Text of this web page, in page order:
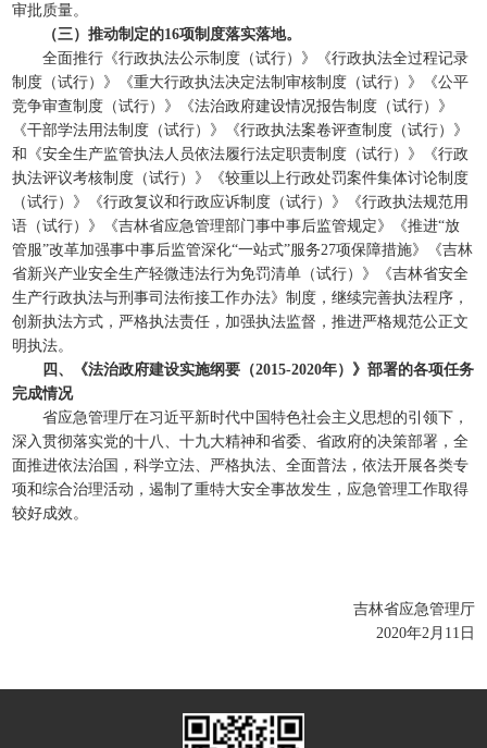
审批质量。
（三）推动制定的16项制度落实落地。
全面推行《行政执法公示制度（试行）》《行政执法全过程记录
制度（试行）》《重大行政执法决定法制审核制度（试行）》《公平
竞争审查制度（试行）》《法治政府建设情况报告制度（试行）》
《干部学法用法制度（试行）》《行政执法案卷评查制度（试行）》
和《安全生产监管执法人员依法履行法定职责制度（试行）》《行政
执法评议考核制度（试行）》《较重以上行政处罚案件集体讨论制度
（试行）》《行政复议和行政应诉制度（试行）》《行政执法规范用
语（试行）》《吉林省应急管理部门事中事后监管规定》《推进“放
管服”改革加强事中事后监管深化“一站式”服务27项保障措施》《吉林
省新兴产业安全生产轻微违法行为免罚清单（试行）》《吉林省安全
生产行政执法与刑事司法衔接工作办法》制度，继续完善执法程序，
创新执法方式，严格执法责任，加强执法监督，推进严格规范公正文
明执法。
四、《法治政府建设实施纲要（2015-2020年）》部署的各项任务
完成情况
省应急管理厅在习近平新时代中国特色社会主义思想的引领下，
深入贯彻落实党的十八、十九大精神和省委、省政府的决策部署，全
面推进依法治国，科学立法、严格执法、全面普法，依法开展各类专
项和综合治理活动，遏制了重特大安全事故发生，应急管理工作取得
较好成效。
吉林省应急管理厅
2020年2月11日